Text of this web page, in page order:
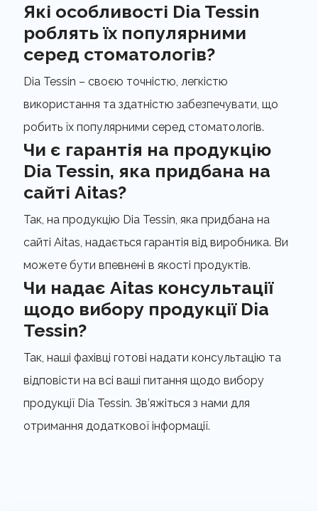
Які особливості Dia Tessin
роблять їх популярними
серед стоматологів?
Dia Tessin – своєю точністю, легкістю
використання та здатністю забезпечувати, що
робить їх популярними серед стоматологів.
Чи є гарантія на продукцію
Dia Tessin, яка придбана на
сайті Aitas?
Так, на продукцію Dia Tessin, яка придбана на
сайті Aitas, надається гарантія від виробника. Ви
можете бути впевнені в якості продуктів.
Чи надає Aitas консультації
щодо вибору продукції Dia
Tessin?
Так, наші фахівці готові надати консультацію та
відповісти на всі ваші питання щодо вибору
продукції Dia Tessin. Зв’яжіться з нами для
отримання додаткової інформації.